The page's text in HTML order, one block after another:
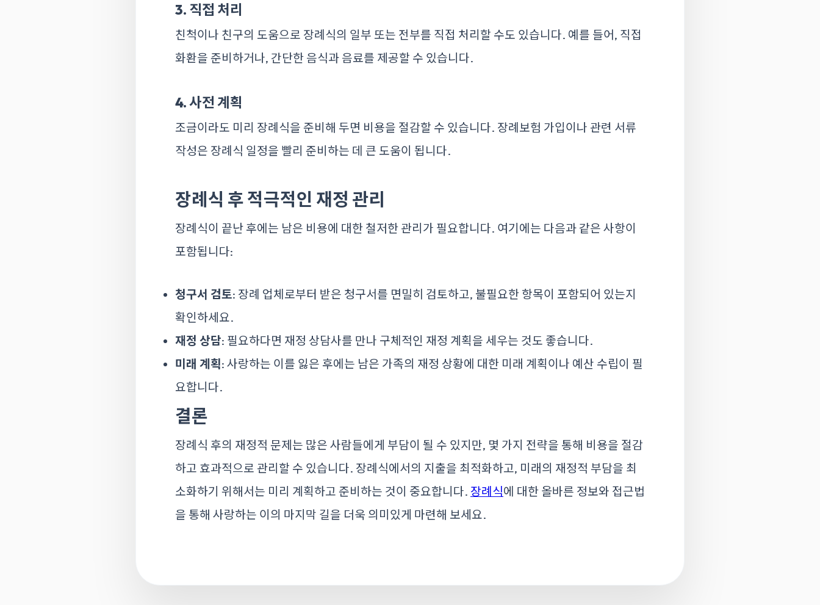
3. 직접 처리
친척이나 친구의 도움으로 장례식의 일부 또는 전부를 직접 처리할 수도 있습니다. 예를 들어, 직접
화환을 준비하거나, 간단한 음식과 음료를 제공할 수 있습니다.
4. 사전 계획
조금이라도 미리 장례식을 준비해 두면 비용을 절감할 수 있습니다. 장례보험 가입이나 관련 서류
작성은 장례식 일정을 빨리 준비하는 데 큰 도움이 됩니다.
장례식 후 적극적인 재정 관리
장례식이 끝난 후에는 남은 비용에 대한 철저한 관리가 필요합니다. 여기에는 다음과 같은 사항이
포함됩니다:
청구서 검토: 장례 업체로부터 받은 청구서를 면밀히 검토하고, 불필요한 항목이 포함되어 있는지
확인하세요.
재정 상담: 필요하다면 재정 상담사를 만나 구체적인 재정 계획을 세우는 것도 좋습니다.
미래 계획: 사랑하는 이를 잃은 후에는 남은 가족의 재정 상황에 대한 미래 계획이나 예산 수립이 필
요합니다.
결론
장례식 후의 재정적 문제는 많은 사람들에게 부담이 될 수 있지만, 몇 가지 전략을 통해 비용을 절감
하고 효과적으로 관리할 수 있습니다. 장례식에서의 지출을 최적화하고, 미래의 재정적 부담을 최
소화하기 위해서는 미리 계획하고 준비하는 것이 중요합니다. 장례식에 대한 올바른 정보와 접근법
을 통해 사랑하는 이의 마지막 길을 더욱 의미있게 마련해 보세요.